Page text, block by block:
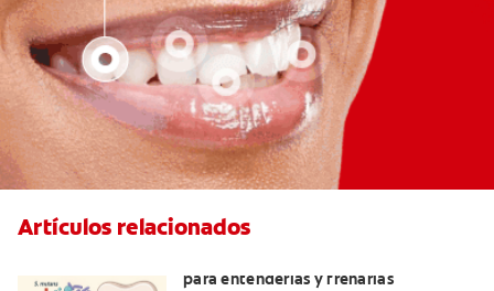
Artículos relacionados
para entenderlas y frenarlas